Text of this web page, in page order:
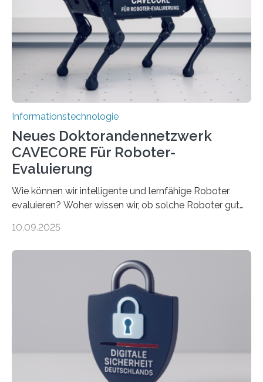
sind voneinander getrennt und die Datenübertragung
bremst komplexe Anwendungen aus. Da KI-Modelle
immer größer werden und riesige Datenmengen
verarbeiten müssen, steigt der Bedarf an neuen
Rechenarchitekturen. Neben Quantencomputern
rücken dabei insbesondere…
Informationstechnologie
Neues Doktorandennetzwerk
CAVECORE Für Roboter-
Evaluierung
Wie können wir intelligente und lernfähige Roboter
evaluieren? Woher wissen wir, ob solche Roboter gut
sich CAVECORE – ein neues Marie Skłodowska-Curie
koordiniert wird. Ab dem 1. September werden sich
über einen Zeitraum von vier Jahren insgesamt 15
Promovierende im Rahmen von CAVECORE mit
kognitiven Robotern beschäftigen – also mit Robotern,
die mittels Sensoren ihre Umgebung erfassen,
Informationen verarbeiten und häufig auch mit…
10.09.2025